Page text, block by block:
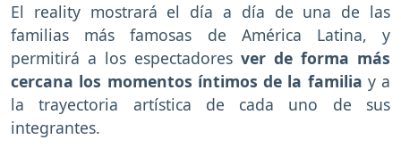
El reality mostrará el día a día de una de las
familias más famosas de América Latina, y
permitirá a los espectadores ver de forma más
cercana los momentos íntimos de la familia y a
la trayectoria artística de cada uno de sus
integrantes.